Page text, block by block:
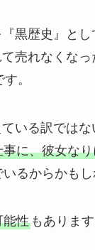
黒歴史』と
売れなくなっ
す。
いる訳では
事に、彼女な
るからかもし
能性もあります